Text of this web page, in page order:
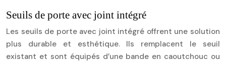
Seuils de porte avec joint intégré
Les seuils de porte avec joint intégré offrent une solution
plus durable et esthétique. Ils remplacent le seuil
existant et sont équipés d’une bande en caoutchouc ou